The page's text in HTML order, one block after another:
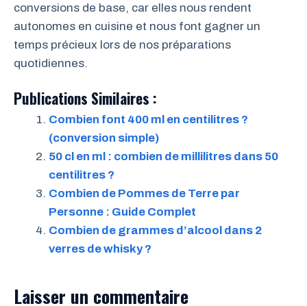
conversions de base, car elles nous rendent
autonomes en cuisine et nous font gagner un
temps précieux lors de nos préparations
quotidiennes.
Publications Similaires :
Combien font 400 ml en centilitres ?
(conversion simple)
50 cl en ml : combien de millilitres dans 50
centilitres ?
Combien de Pommes de Terre par
Personne : Guide Complet
Combien de grammes d’alcool dans 2
verres de whisky ?
Laisser un commentaire